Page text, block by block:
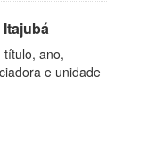
título, ano,
e unidade